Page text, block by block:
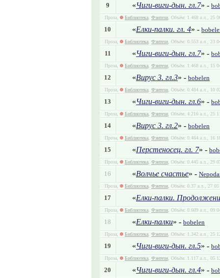
9 «Чиги-виги-дын. гл.7» -
Проза, Библиотека Фэнтези , Объём: 1.468 а.л., 25
10 «Елки-палки. гл. 4» -
Проза, Библиотека Фэнтези , Объём: 0.553 а.л., 23
11 «Чиги-виги-дын. гл.7» -
Проза, Библиотека Фэнтези , Объём: 1.468 а.л., 15
12 «Вирус 3. гл.3» - bobelen
Проза, Библиотека Фэнтези , Объём: 0.484 а.л., 10
13 «Чиги-виги-дын. гл.6» -
Проза, Библиотека Фэнтези , Объём: 4.216 а.л., 25
14 «Вирус 3. гл.2» - bobelen
Проза, Библиотека Фэнтези , Объём: 0.464 а.л., 16
15 «Перстеносец. гл. 7» -
Проза, Библиотека Фэнтези , Объём: 0.445 а.л., 29
16 «Волчье счастье» -
Проза, Библиотека Фэнтези , Объём: 0.37 а.л., 27
17 «Елки-палки.
Проза, Библиотека Фэнтези , Объём: 0.609 а.л., 09
18 «Елки-палки» - bobelen
Проза, Библиотека Фэнтези , Объём: 1.342 а.л., 25
19 «Чиги-виги-дын. гл.5» -
Проза, Библиотека Фэнтези , Объём: 1.117 а.л., 05
20 «Чиги-виги-дын. гл.4» -